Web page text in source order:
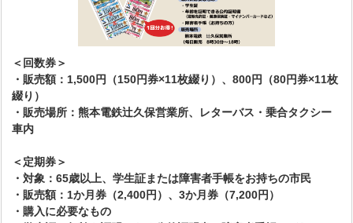
＜回数券＞
・販売額：1,500円（150円券×11枚綴り）、800円（80円券×11枚
綴り）
・販売場所：熊本電鉄辻󠄀久保営業所、レターバス・乗合タクシー
車内
＜定期券＞
・対象：65歳以上、学生証または障害者手帳をお持ちの市民
・販売額：1か月券（2,400円）、3か月券（7,200円）
・購入に必要なもの